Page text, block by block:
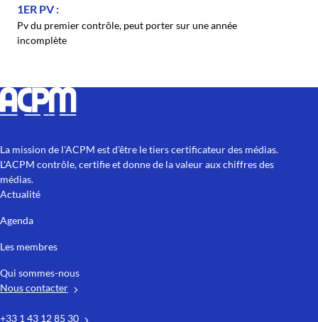
1ER PV
Pv du premier contrôle, peut porter sur une année
incomplète
La mission de l'ACPM est d'être le tiers certificateur des médias.
L'ACPM contrôle, certifie et donne de la valeur aux chiffres des
médias.
Actualité
Agenda
Les membres
Qui sommes-nous
Nous contacter
+33 1 43 12 85 30